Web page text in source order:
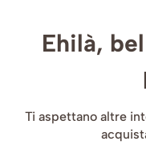
Ehilà,
Ti aspettano altre